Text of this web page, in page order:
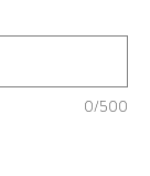
0/500